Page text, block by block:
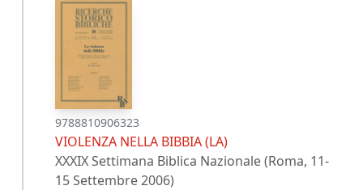
9788810906323
VIOLENZA NELLA BIBBIA (LA)
XXXIX Settimana Biblica Nazionale (Roma, 11-
15 Settembre 2006)